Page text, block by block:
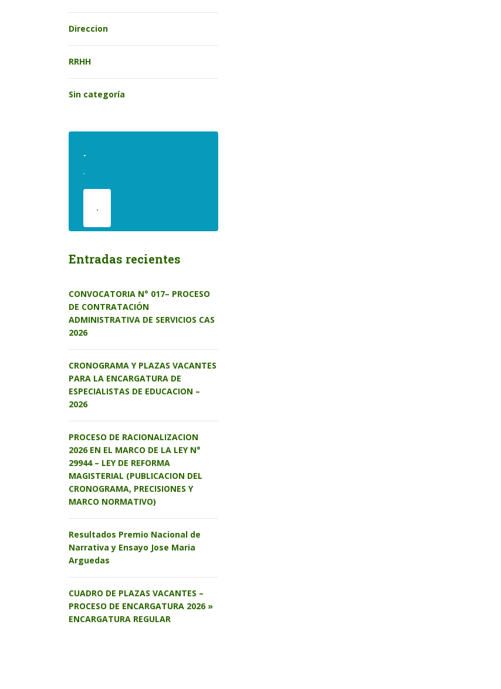
Direccion
RRHH
Sin categoría
.
.
.
Entradas recientes
CONVOCATORIA N° 017– PROCESO
DE CONTRATACIÓN
ADMINISTRATIVA DE SERVICIOS CAS
2026
CRONOGRAMA Y PLAZAS VACANTES
PARA LA ENCARGATURA DE
ESPECIALISTAS DE EDUCACION –
2026
PROCESO DE RACIONALIZACION
2026 EN EL MARCO DE LA LEY N°
29944 – LEY DE REFORMA
MAGISTERIAL (PUBLICACION DEL
CRONOGRAMA, PRECISIONES Y
MARCO NORMATIVO)
Resultados Premio Nacional de
Narrativa y Ensayo Jose Maria
Arguedas
CUADRO DE PLAZAS VACANTES –
PROCESO DE ENCARGATURA 2026 »
ENCARGATURA REGULAR